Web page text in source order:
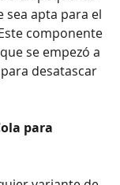
sea apta para el
componente
se empezó a
desatascar
para